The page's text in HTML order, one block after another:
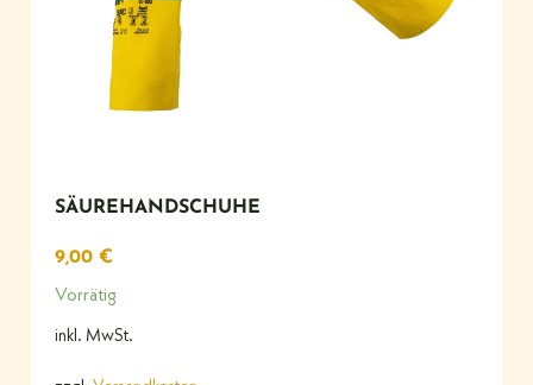
SÄUREHANDSCHUHE
9,00 €
Vorrätig
inkl. MwSt.